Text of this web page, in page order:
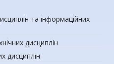
та інформаційних
дисциплін
дисциплін